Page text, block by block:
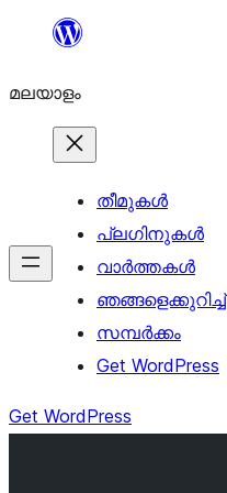
ഉള്ളടക്കത്തിലേക്ക്
മലയാളം
തീമുകൾ
പ്ലഗിനുകൾ
വാര്‍ത്തകള്‍
ഞങ്ങളെക്കുറിച്ച്
സമ്പര്‍ക്കം
Get WordPress
Get WordPress